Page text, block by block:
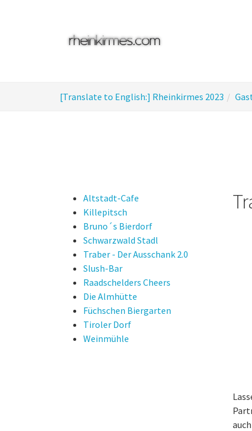
are
[Translate to English:] Rheinkirmes 2023
Altstadt-Cafe
Killepitsch
Bruno´s Bierdorf
Schwarzwald Stadl
Traber - Der Ausschank 2.0
Slush-Bar
Raadschelders Cheers
Die Almhütte
Füchschen Biergarten
Tiroler Dorf
Weinmühle